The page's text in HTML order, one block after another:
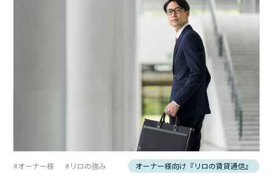
オーナー様 リロの強み オーナー様向け『リロの賃貸通信』